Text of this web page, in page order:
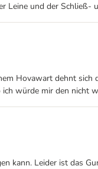
Leine und der Schließ-
Hovawart dehnt
würde mir den nicht
kann. Leider ist das